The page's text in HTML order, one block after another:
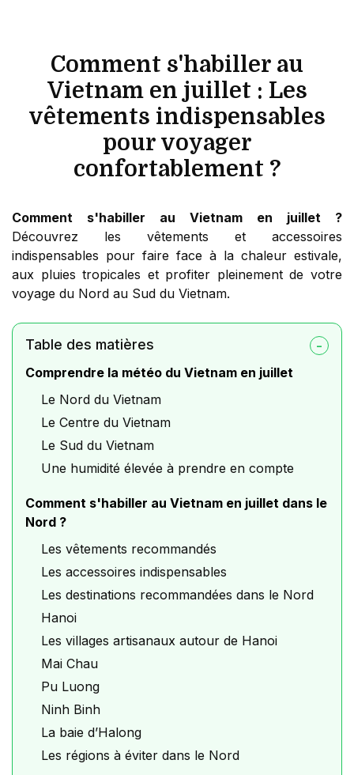
Comment s'habiller au
Vietnam en juillet : Les
vêtements indispensables
pour voyager
confortablement ?
Comment s'habiller au Vietnam en juillet ?
Découvrez les vêtements et accessoires
indispensables pour faire face à la chaleur estivale,
aux pluies tropicales et profiter pleinement de votre
voyage du Nord au Sud du Vietnam.
Table des matières
Comprendre la météo du Vietnam en juillet
Le Nord du Vietnam
Le Centre du Vietnam
Le Sud du Vietnam
Une humidité élevée à prendre en compte
Comment s'habiller au Vietnam en juillet dans le
Nord ?
Les vêtements recommandés
Les accessoires indispensables
Les destinations recommandées dans le Nord
Hanoi
Les villages artisanaux autour de Hanoi
Mai Chau
Pu Luong
Ninh Binh
La baie d’Halong
Les régions à éviter dans le Nord